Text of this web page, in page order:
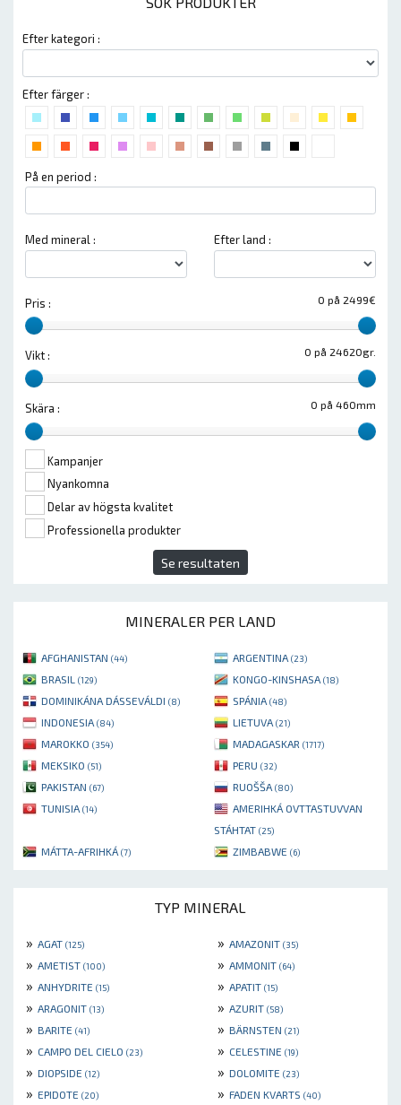
Efter kategori :
Efter färger :
På en period :
Med mineral : Efter land :
0 på 2499€
Pris :
0 på 24620gr.
Vikt :
0 på 460mm
Skära :
Kampanjer
Nyankomna
Delar av högsta kvalitet
Professionella produkter
Se resultaten
MINERALER PER LAND
AFGHANISTAN (44) ARGENTINA (23)
BRASIL (129) KONGO-KINSHASA (18)
DOMINIKÁNA DÁSSEVÁLDI (8) SPÁNIA (48)
INDONESIA (84) LIETUVA (21)
MAROKKO (354) MADAGASKAR (1717)
MEKSIKO (51) PERU (32)
PAKISTAN (67) RUOŠŠA (80)
TUNISIA (14)
AMERIHKÁ OVTTASTUVVAN
STÁHTAT (25)
MÁTTA-AFRIHKÁ (7) ZIMBABWE (6)
TYP MINERAL
» AGAT (125) » AMAZONIT (35)
» AMETIST (100) » AMMONIT (64)
» ANHYDRITE (15) » APATIT (15)
» ARAGONIT (13) » AZURIT (58)
» BARITE (41) » BÄRNSTEN (21)
» CAMPO DEL CIELO (23) » CELESTINE (19)
» DIOPSIDE (12) » DOLOMITE (23)
» EPIDOTE (20) » FADEN KVARTS (40)